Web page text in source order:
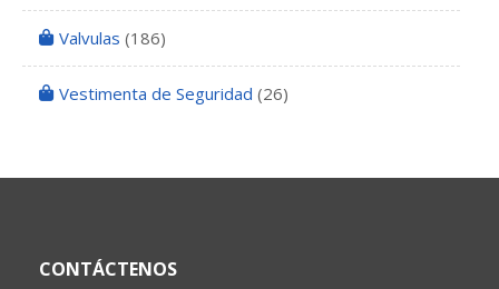
Valvulas (186)
Vestimenta de Seguridad (26)
CONTÁCTENOS